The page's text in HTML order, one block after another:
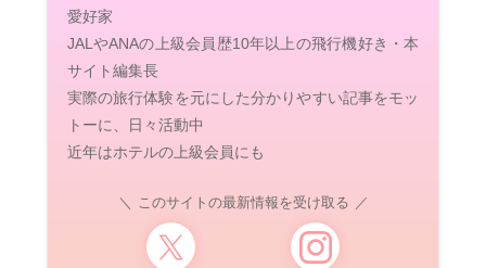
愛好家
JALやANAの上級会員歴10年以上の飛行機好き・本
サイト編集長
実際の旅行体験を元にした分かりやすい記事をモッ
トーに、日々活動中
近年はホテルの上級会員にも
このサイトの最新情報を受け取る